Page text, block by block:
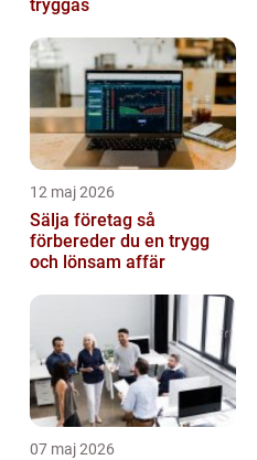
tryggas
12 maj 2026
Sälja företag så
förbereder du en trygg
och lönsam affär
07 maj 2026